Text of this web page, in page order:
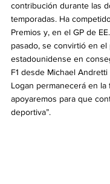
contribución durante las
temporadas. Ha
Premios y, en el GP de
pasado, se convirtió en
estadounidense en
F1 desde Michael
Logan permanecerá en la
apoyaremos para que
deportiva”.